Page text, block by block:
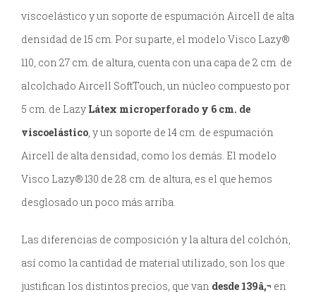
viscoelástico y un soporte de espumación Aircell de alta
densidad de 15 cm. Por su parte, el modelo Visco Lazy®
110, con 27 cm. de altura, cuenta con una capa de 2 cm. de
alcolchado Aircell SoftTouch, un núcleo compuesto por
5 cm. de Lazy Látex microperforado y 6 cm. de
viscoelástico , y un soporte de 14 cm. de espumación
Aircell de alta densidad, como los demás. El modelo
Visco Lazy® 130 de 28 cm. de altura, es el que hemos
desglosado un poco más arriba.
Las diferencias de composición y la altura del colchón,
así como la cantidad de material utilizado, son los que
justifican los distintos precios, que van desde 139â‚¬ en